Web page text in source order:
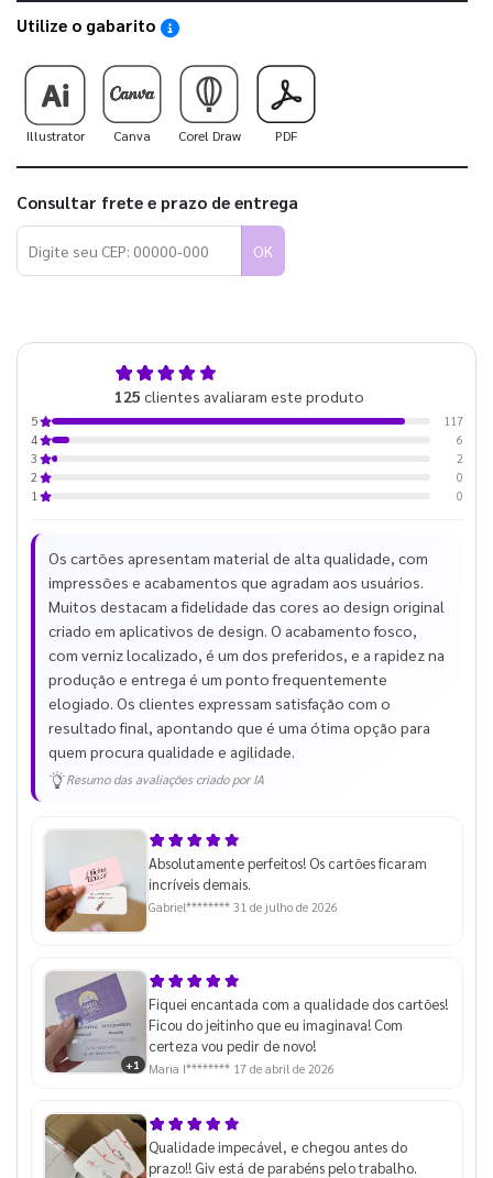
Utilize o gabarito Saiba como utilizar os nossos gabaritos
Illustrator Canva Corel Draw PDF
Consultar frete e prazo de entrega
OK
125 clientes avaliaram este produto
5
117
4
6
3
2
2
0
1
0
Os cartões apresentam material de alta qualidade, com
impressões e acabamentos que agradam aos usuários.
Muitos destacam a fidelidade das cores ao design original
criado em aplicativos de design. O acabamento fosco,
com verniz localizado, é um dos preferidos, e a rapidez na
produção e entrega é um ponto frequentemente
elogiado. Os clientes expressam satisfação com o
resultado final, apontando que é uma ótima opção para
quem procura qualidade e agilidade.
Resumo das avaliações criado por IA
Absolutamente perfeitos! Os cartões ficaram
incríveis demais.
Gabriel******** 31 de julho de 2026
+1
Fiquei encantada com a qualidade dos cartões!
Ficou do jeitinho que eu imaginava! Com
certeza vou pedir de novo!
Maria I******** 17 de abril de 2026
Qualidade impecável, e chegou antes do
prazo!! Giv está de parabéns pelo trabalho.